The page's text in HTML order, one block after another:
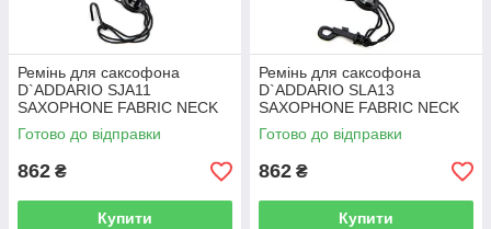
Ремінь для саксофона
D`ADDARIO SJA11
SAXOPHONE FABRIC NECK
STRAP ALTO/SOPRANO
(BLACK)
Готово до відправки
862 ₴
Купити
Ремінь для саксофона
D`ADDARIO SLA13
SAXOPHONE FABRIC NECK
STRAP TENOR/BARITONE -
SNAP HOOK (BLACK)
Готово до відправки
862 ₴
Купити